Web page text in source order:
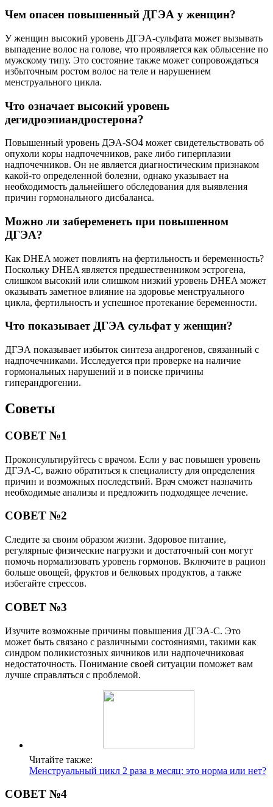
Чем опасен повышенный ДГЭА у женщин?
У женщин высокий уровень ДГЭА-сульфата может вызывать
выпадение волос на голове, что проявляется как облысение по
мужскому типу. Это состояние также может сопровождаться
избыточным ростом волос на теле и нарушением
менструального цикла.
Что означает высокий уровень
дегидроэпиандростерона?
Повышенный уровень ДЭА-SO4 может свидетельствовать об
опухоли коры надпочечников, раке либо гиперплазии
надпочечников. Он не является диагностическим признаком
какой-то определенной болезни, однако указывает на
необходимость дальнейшего обследования для выявления
причин гормонального дисбаланса.
Можно ли забеременеть при повышенном
ДГЭА?
Как DHEA может повлиять на фертильность и беременность?
Поскольку DHEA является предшественником эстрогена,
слишком высокий или слишком низкий уровень DHEA может
оказывать заметное влияние на здоровье менструального
цикла, фертильность и успешное протекание беременности.
Что показывает ДГЭА сульфат у женщин?
ДГЭА показывает избыток синтеза андрогенов, связанный с
надпочечниками. Исследуется при проверке на наличие
гормональных нарушений и в поиске причины
гиперандрогении.
Советы
СОВЕТ №1
Проконсультируйтесь с врачом. Если у вас повышен уровень
ДГЭА-С, важно обратиться к специалисту для определения
причин и возможных последствий. Врач сможет назначить
необходимые анализы и предложить подходящее лечение.
СОВЕТ №2
Следите за своим образом жизни. Здоровое питание,
регулярные физические нагрузки и достаточный сон могут
помочь нормализовать уровень гормонов. Включите в рацион
больше овощей, фруктов и белковых продуктов, а также
избегайте стрессов.
СОВЕТ №3
Изучите возможные причины повышения ДГЭА-С. Это
может быть связано с различными состояниями, такими как
синдром поликистозных яичников или надпочечниковая
недостаточность. Понимание своей ситуации поможет вам
лучше справляться с проблемой.
Читайте также:
Менструальный цикл 2 раза в месяц: это норма или нет?
СОВЕТ №4